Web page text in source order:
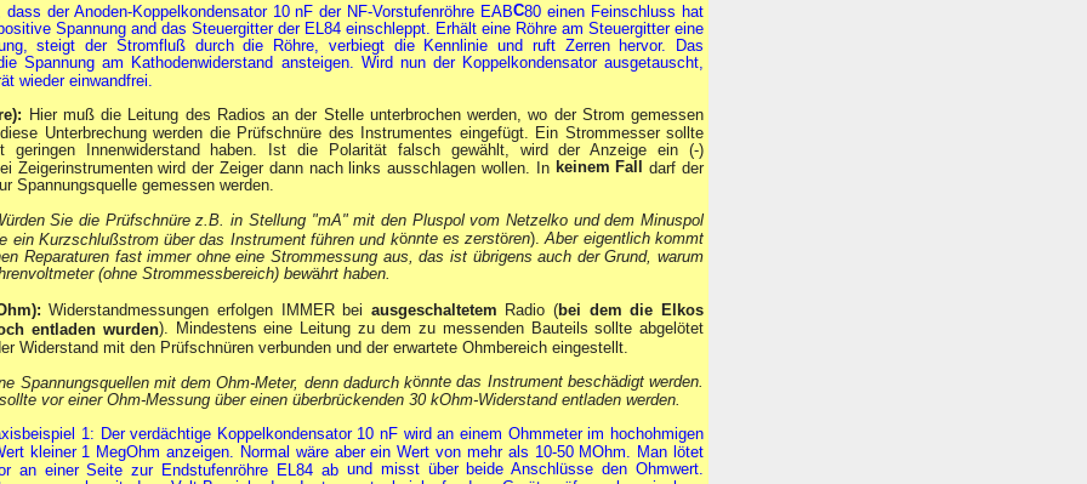
der Anoden-Koppelkondensator 10 nF der NF-Vorstufenröhre EABC80 einen Feinschluss hat
Spannung and das Steuergitter der EL84 einschleppt. Erhält eine Röhre am Steuergitter eine
steigt der Stromfluß durch die Röhre, verbiegt die Kennlinie und ruft Zerren hervor. Das
Spannung am Kathodenwiderstand ansteigen. Wird nun der Koppelkondensator ausgetauscht,
wieder einwandfrei.
Hier muß die Leitung des Radios an der Stelle unterbrochen werden, wo der Strom gemessen
Unterbrechung werden die Prüfschnüre des Instrumentes eingefügt. Ein Strommesser sollte
geringen Innenwiderstand haben. Ist die Polarität falsch gewählt, wird der Anzeige ein (-)
Zeigerinstrumenten wird der Zeiger dann nach links ausschlagen wollen. In keinem Falldarf der
Spannungsquelle gemessen werden.
Sie die Prüfschnüre z.B. in Stellung "mA" mit den Pluspol vom Netzelko und dem Minuspol
ein Kurzschlußstrom über das Instrument führen und könnte es zerstören).Aber eigentlich kommt
Reparaturen fast immer ohne eine Strommessung aus, das ist übrigens auch der Grund, warum
(ohne Strommessbereich) bewährt haben.
Widerstandmessungen erfolgen IMMER bei ausgeschaltetem Radio (bei dem die Elkos
entladen wurden). Mindestens eine Leitung zu dem zu messenden Bauteils sollte abgelötet
Widerstand mit den Prüfschnüren verbunden und der erwartete Ohmbereich eingestellt.
Spannungsquellen mit dem Ohm-Meter, denn dadurch könnte das Instrument beschädigt werden.
vor einer Ohm-Messung über einen überbrückenden 30 kOhm-Widerstand entladen werden.
1: Der verdächtige Koppelkondensator 10 nF wird an einem Ohmmeter im hochohmigen
kleiner 1 MegOhm anzeigen. Normal wäre aber ein Wert von mehr als 10-50 MOhm. Man lötet
an einer Seite zur Endstufenröhre EL84 ab und misst über beide Anschlüsse den Ohmwert.